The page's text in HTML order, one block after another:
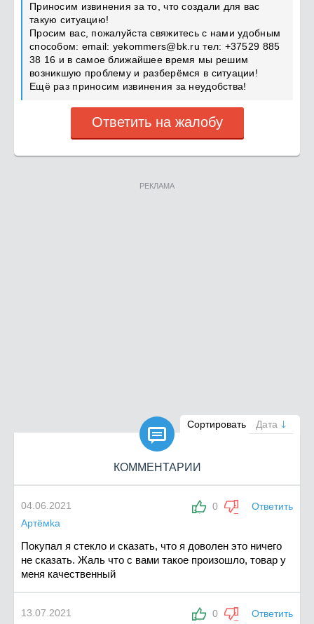
Приносим извинения за то, что создали для вас
такую ситуацию!
Просим вас, пожалуйста свяжитесь с нами удобным
способом: email: yekommers@bk.ru тел: +37529 885
38 16 и в самое ближайшее время мы решим
возникшую проблему и разберёмся в ситуации!
Ещё раз приносим извинения за неудобства!
Ответить на жалобу
РЕКЛАМА
Сортировать Дата

КОММЕНТАРИИ
0 Ответить
04.06.2021
Артёмka
Покупал я стекло и сказать, что я доволен это ничего
не сказать. Жаль что с вами такое произошло, товар у
меня качественный
0 Ответить
13.07.2021